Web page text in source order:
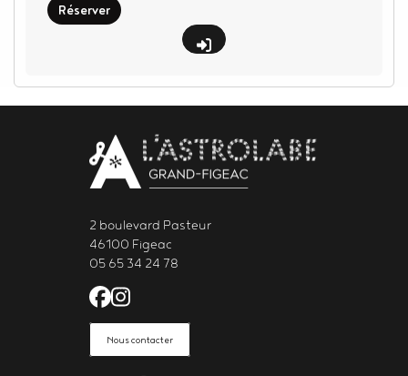
Réserver
2 boulevard Pasteur
46100 Figeac
05 65 34 24 78
Facebook de l'Astrolabe Grand
Instagram de l'Astrolabe Grand
Nous contacter